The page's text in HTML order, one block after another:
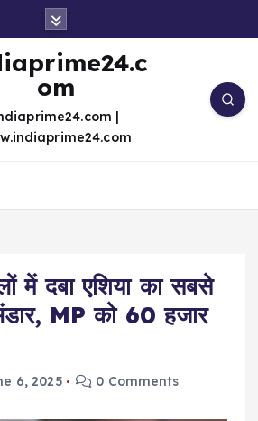
om
|
में दबा एशिया का सबसे
MP को 60 हजार
6, 2025 0 Comments